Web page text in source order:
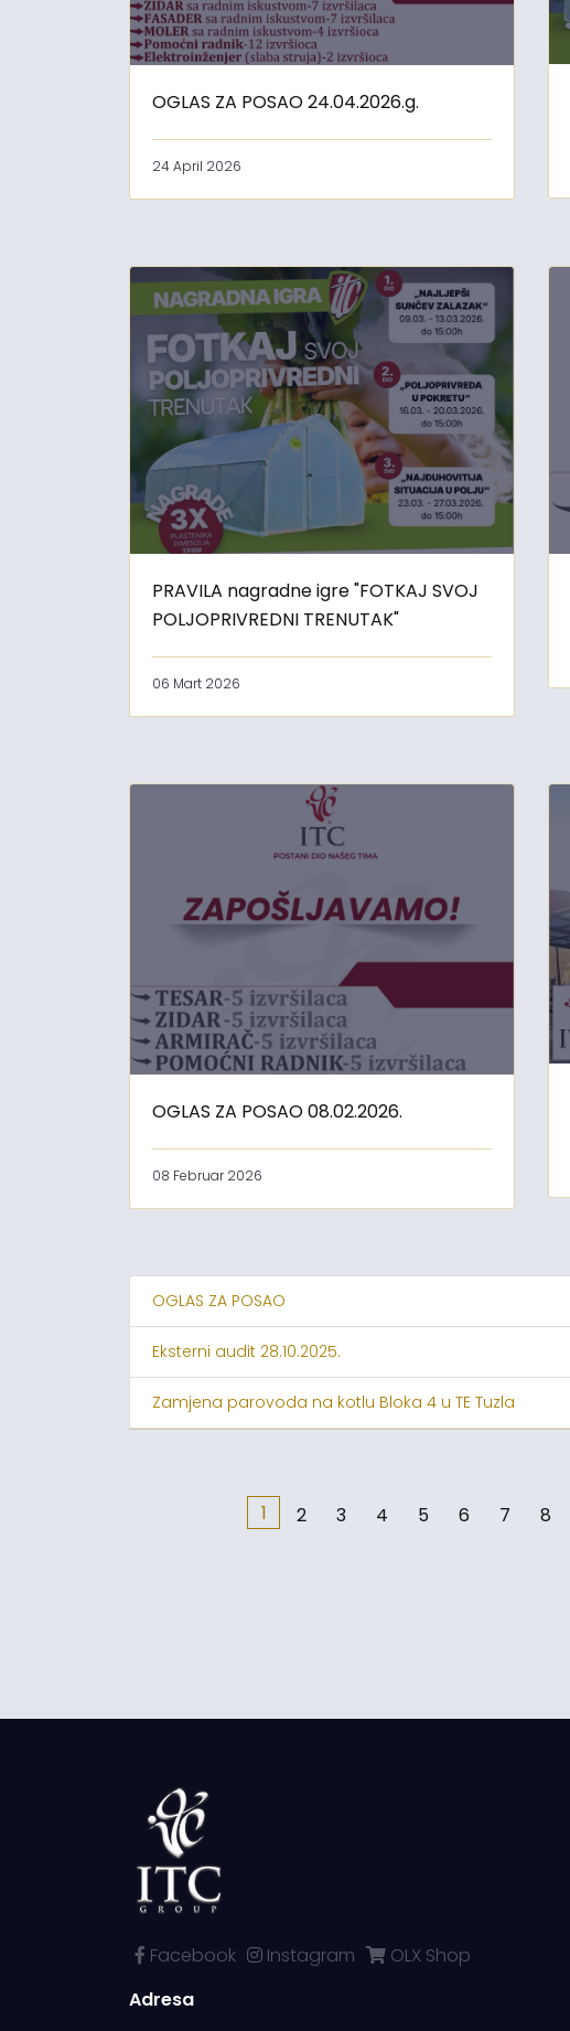
OGLAS ZA POSAO 24.04.2026.g.
24 April 2026
PRAVILA nagradne igre "FOTKAJ SVOJ
POLJOPRIVREDNI TRENUTAK"
06 Mart 2026
OGLAS ZA POSAO 08.02.2026.
08 Februar 2026
OGLAS ZA POSAO
Eksterni audit 28.10.2025.
Zamjena parovoda na kotlu Bloka 4 u TE Tuzla
1 2 3 4 5 6 7 8
Facebook Instagram
OLX Shop
Adresa